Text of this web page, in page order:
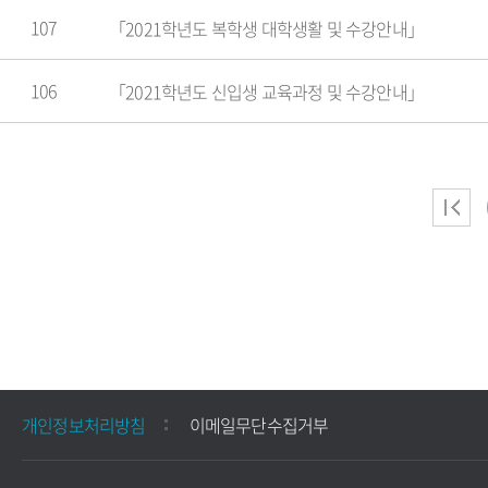
107 「2021학년도 복학생 대학생활 및 수강안내」
106 「2021학년도 신입생 교육과정 및 수강안내」
개인정보처리방침 이메일무단수집거부